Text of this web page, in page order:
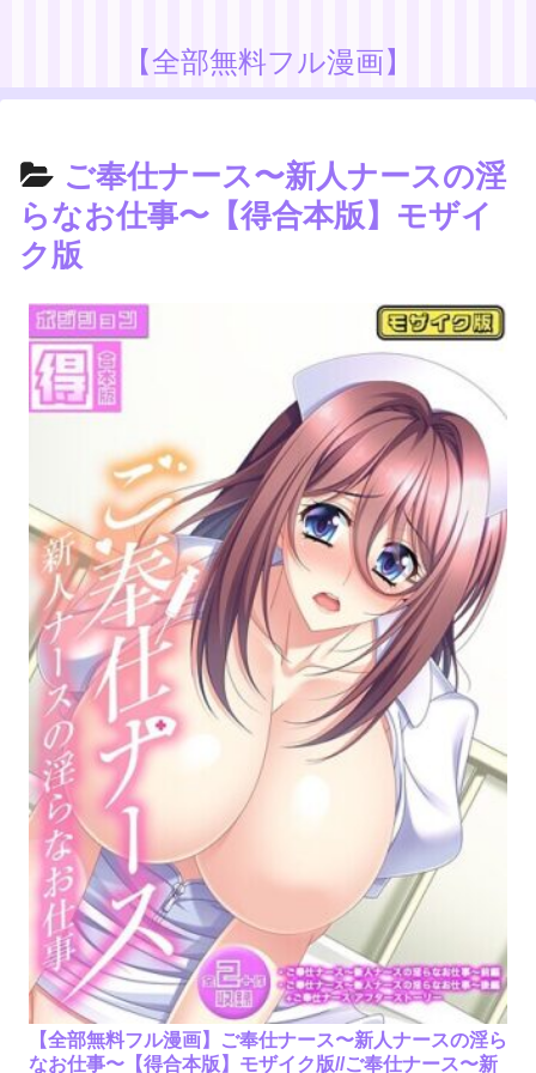
【全部無料フル漫画】
ご奉仕ナース〜新人ナースの淫
らなお仕事〜【得合本版】モザイ
ク版
【全部無料フル漫画】ご奉仕ナース〜新人ナースの淫ら
なお仕事〜【得合本版】モザイク版//ご奉仕ナース〜新